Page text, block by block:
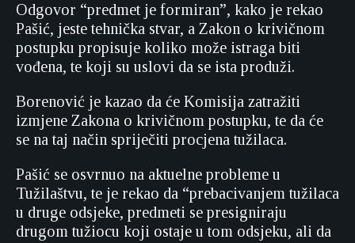
Odgovor “predmet je formiran”, kako je rekao
Pašić, jeste tehnička stvar, a Zakon o krivičnom
postupku propisuje koliko može istraga biti
vođena, te koji su uslovi da se ista produži.
Borenović je kazao da će Komisija zatražiti
izmjene Zakona o krivičnom postupku, te da će
se na taj način spriječiti procjena tužilaca.
Pašić se osvrnuo na aktuelne probleme u
Tužilaštvu, te je rekao da “prebacivanjem tužilaca
u druge odsjeke, predmeti se presigniraju
drugom tužiocu koji ostaje u tom odsjeku, ali da